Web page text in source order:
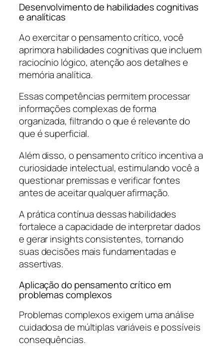
Desenvolvimento de habilidades cognitivas
e analíticas
Ao exercitar o pensamento crítico, você
aprimora habilidades cognitivas que incluem
raciocínio lógico, atenção aos detalhes e
memória analítica.
Essas competências permitem processar
informações complexas de forma
organizada, filtrando o que é relevante do
que é superficial.
Além disso, o pensamento crítico incentiva a
curiosidade intelectual, estimulando você a
questionar premissas e verificar fontes
antes de aceitar qualquer afirmação.
A prática contínua dessas habilidades
fortalece a capacidade de interpretar dados
e gerar insights consistentes, tornando
suas decisões mais fundamentadas e
assertivas.
Aplicação do pensamento crítico em
problemas complexos
Problemas complexos exigem uma análise
cuidadosa de múltiplas variáveis e possíveis
consequências.